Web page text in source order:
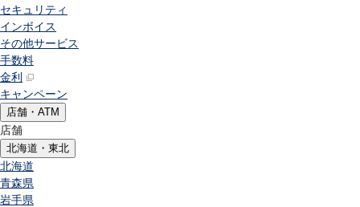
セキュリティ
インボイス
その他サービス
手数料
金利
キャンペーン
店舗・ATM
店舗
北海道・東北
北海道
青森県
岩手県